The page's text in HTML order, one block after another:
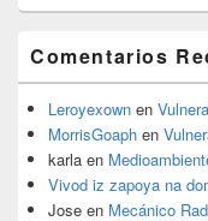
Comentarios
Leroyexown en
MorrisGoaph en
karla en
Vivod iz zapoya na
Jose en Mecánico